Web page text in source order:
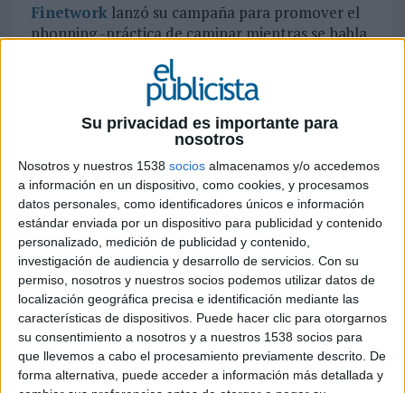
Su privacidad es importante para
nosotros
Nosotros y nuestros 1538 socios almacenamos y/o accedemos
a información en un dispositivo, como cookies, y procesamos
datos personales, como identificadores únicos e información
estándar enviada por un dispositivo para publicidad y contenido
personalizado, medición de publicidad y contenido,
investigación de audiencia y desarrollo de servicios. Con su
permiso, nosotros y nuestros socios podemos utilizar datos de
localización geográfica precisa e identificación mediante las
características de dispositivos. Puede hacer clic para otorgarnos
su consentimiento a nosotros y a nuestros 1538 socios para
que llevemos a cabo el procesamiento previamente descrito. De
forma alternativa, puede acceder a información más detallada y
Finetwork lanzó su campaña para promover el
phonning -práctica de caminar mientras se habla
anunció unas zapatillas para practicar este
deporte. Ahora, la compañía de
telecomunicaciones ha lanzado una infografía
con las diez claves para sacarle el máximo
partido al phonning, para convertirlo en toda
una rutina de entrenamiento.
De la mano del fisioterapeuta Juan Carlos Verdú,
la compañía ha lanzado un ‘Decálogo del
Phonning’ lleno de consejos y tips prácticos para
convertir cada llamada en un momento de
movimiento y deporte para sumar pasos y
alcanzar los propósitos de salud para este 2025.
Entre los consejos compartidos por el
fisioterapeuta destacan recomendaciones como